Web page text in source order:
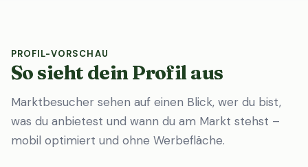
PROFIL-VORSCHAU
So sieht dein Profil aus
Marktbesucher sehen auf einen Blick, wer du bist,
was du anbietest und wann du am Markt stehst –
mobil optimiert und ohne Werbefläche.